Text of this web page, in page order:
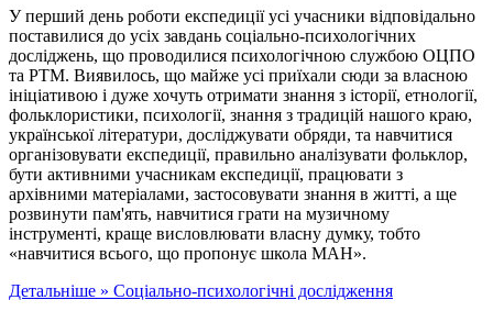
У перший день роботи експедиції усі учасники відповідально
поставилися до усіх завдань соціально-психологічних
досліджень, що проводилися психологічною службою ОЦПО
та РТМ. Виявилось, що майже усі приїхали сюди за власною
ініціативою і дуже хочуть отримати знання з історії, етнології,
фольклористики, психології, знання з традицій нашого краю,
української літератури, досліджувати обряди, та навчитися
організовувати експедиції, правильно аналізувати фольклор,
бути активними учасникам експедиції, працювати з
архівними матеріалами, застосовувати знання в житті, а ще
розвинути пам'ять, навчитися грати на музичному
інструменті, краще висловлювати власну думку, тобто
«навчитися всього, що пропонує школа МАН».
Детальніше » Соціально-психологічні дослідження